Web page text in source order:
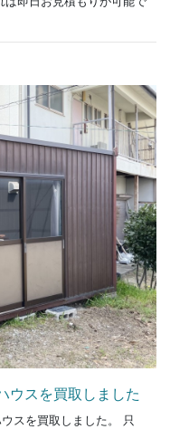
ウスを買取しました
スを買取しました。 只